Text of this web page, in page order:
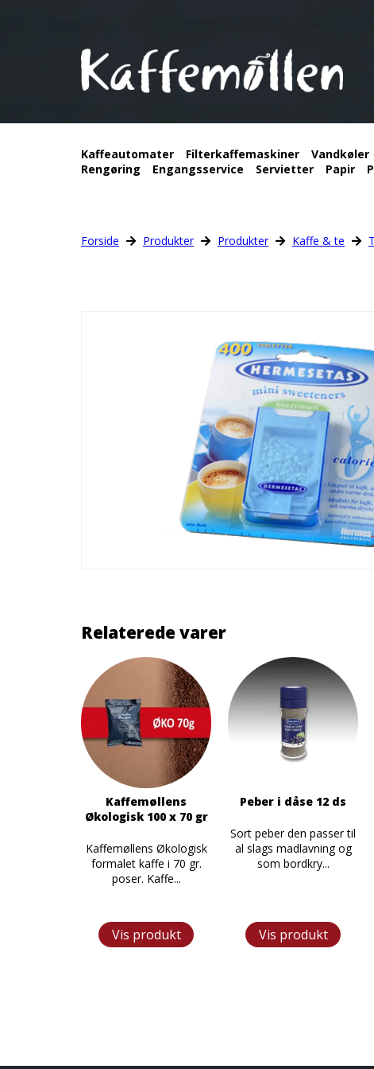
Kaffeautomater Filterkaffemaskiner Vandkøler
Rengøring
Engangsservice Servietter Papir
Forside Produkter Produkter Kaffe & te
Relaterede varer
Kaffemøllens
Økologisk 100 x 70 gr
Kaffemøllens Økologisk
formalet kaffe i 70 gr.
poser. Kaffe...
Vis produkt
Peber i dåse 12 ds
Sort peber den passer til
al slags madlavning og
som bordkry...
Vis produkt